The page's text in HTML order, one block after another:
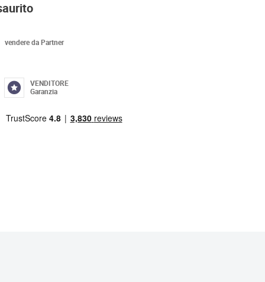
vendere da Partner
VENDITORE
Garanzia